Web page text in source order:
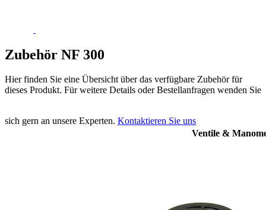
Zubehör NF 300
Hier finden Sie eine Übersicht über das verfügbare Zubehör für
dieses Produkt. Für weitere Details oder Bestellanfragen wenden Sie
sich gern an unsere Experten. Kontaktieren Sie uns
Ventile &